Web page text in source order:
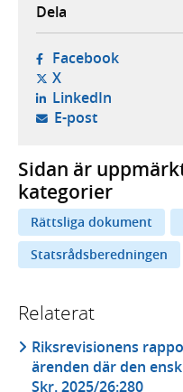
Dela
Facebook- öppnas
X- öppnas i ny flik,
LinkedIn- öppnas i
E-post- öppnar din
Sidan är
kategorier
Rättsliga dokument
Statsrådsberedningen
Relaterat
Riksrevisionens
ärenden där den
Skr. 2025/26:280